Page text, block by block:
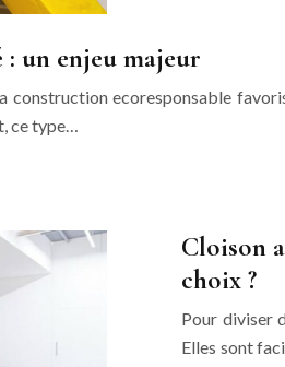
un enjeu majeur
ecoresponsable
ce type…
Cloison
choix ?
Pour diviser
Elles sont